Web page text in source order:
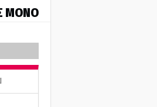
ΜΟΝΟ